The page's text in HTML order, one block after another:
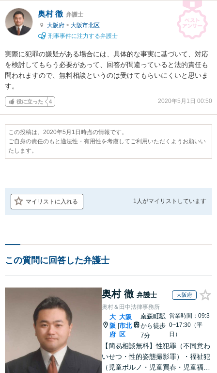
奥村 徹 弁護士
大阪府 > 大阪市北区
刑事事件に注力する弁護士
実際に犯罪の嫌疑がある場合には、具体的な事実に基づいて、対応
を検討してもらう必要があって、回答が間違っていると法的責任も
問われますので、無料相談というのは受けてもらいにくいと思いま
す。
役に立った 4 2020年5月1日 00:50
この投稿は、2020年5月1日時点の情報です。
ご自身の責任のもと適法性・有用性を考慮してご利用いただくようお願いい
たします。
マイリストに入れる 1人がマイリストしています
この質問に回答した弁護士
奥村 徹 弁護士 大阪府
奥村＆田中法律事務所
大
阪
府
大阪
市北
区
南森町駅
から徒歩
7分
営業時間：09:3
0~17:30（平
日）
【簡易相談無料】性犯罪（不同意わ
いせつ・性的姿態撮影罪）・福祉犯
（児童ポルノ・児童買春・児童福祉